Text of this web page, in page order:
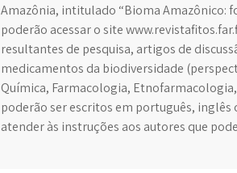
Amazônia, intitulado “Bioma Amazônico:
poderão acessar o site
resultantes de pesquisa, artigos de
medicamentos da biodiversidade
Química, Farmacologia,
poderão ser escritos em português,
atender às instruções aos autores que